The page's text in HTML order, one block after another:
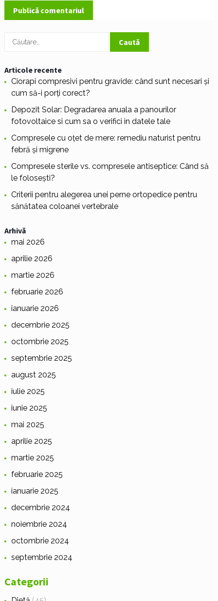
Caută
Articole recente
Ciorapi compresivi pentru gravide: când sunt necesari și
cum să-i porți corect?
Depozit Solar: Degradarea anuala a panourilor
fotovoltaice si cum sa o verifici in datele tale
Compresele cu oțet de mere: remediu naturist pentru
febră și migrene
Compresele sterile vs. compresele antiseptice: Când să
le folosești?
Criterii pentru alegerea unei perne ortopedice pentru
sănătatea coloanei vertebrale
Arhivă
mai 2026
aprilie 2026
martie 2026
februarie 2026
ianuarie 2026
decembrie 2025
octombrie 2025
septembrie 2025
august 2025
iulie 2025
iunie 2025
mai 2025
aprilie 2025
martie 2025
februarie 2025
ianuarie 2025
decembrie 2024
noiembrie 2024
octombrie 2024
septembrie 2024
Categorii